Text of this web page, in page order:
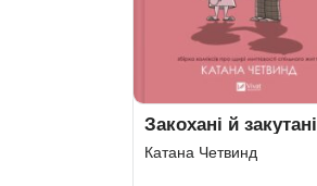
Закохані й закутані
Катана Четвинд